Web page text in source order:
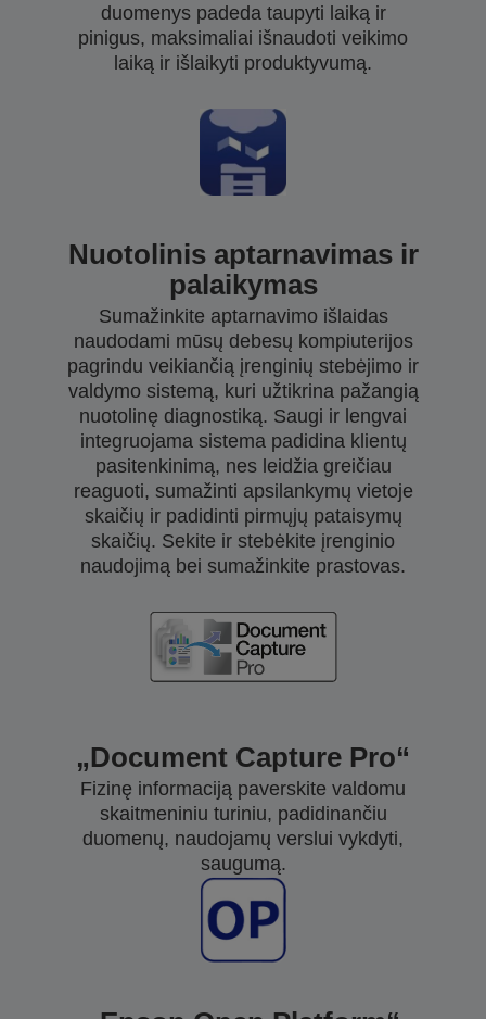
duomenys padeda taupyti laiką ir
pinigus, maksimaliai išnaudoti veikimo
laiką ir išlaikyti produktyvumą.
Nuotolinis aptarnavimas ir
palaikymas
Sumažinkite aptarnavimo išlaidas
naudodami mūsų debesų kompiuterijos
pagrindu veikiančią įrenginių stebėjimo ir
valdymo sistemą, kuri užtikrina pažangią
nuotolinę diagnostiką. Saugi ir lengvai
integruojama sistema padidina klientų
pasitenkinimą, nes leidžia greičiau
reaguoti, sumažinti apsilankymų vietoje
skaičių ir padidinti pirmųjų pataisymų
skaičių. Sekite ir stebėkite įrenginio
naudojimą bei sumažinkite prastovas.
„Document Capture Pro“
Fizinę informaciją paverskite valdomu
skaitmeniniu turiniu, padidinančiu
duomenų, naudojamų verslui vykdyti,
saugumą.